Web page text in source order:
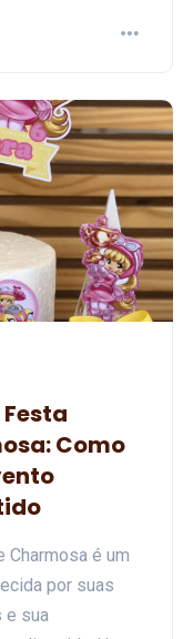
Como
Charmosa é um
por suas
e sua